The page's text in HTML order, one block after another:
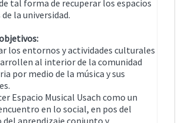
tal forma de recuperar los espacios
la universidad.
los entornos y actividades culturales
al interior de la comunidad
por medio de la música y sus
Espacio Musical Usach como un
en lo social, en pos del
aprendizaje conjunto y